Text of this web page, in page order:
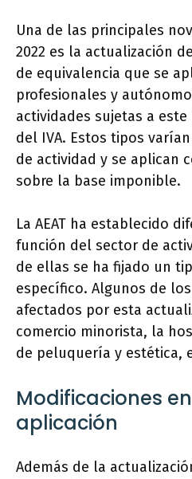
Una de las principales
2022 es la actualización
de equivalencia que se
profesionales y
actividades sujetas a
del IVA. Estos tipos
de actividad y se aplican
sobre la base imponible.
La AEAT ha establecido
función del sector de
de ellas se ha fijado un
específico. Algunos de
afectados por esta
comercio minorista, la
de peluquería y estética,
Modificaciones
aplicación
Además de la